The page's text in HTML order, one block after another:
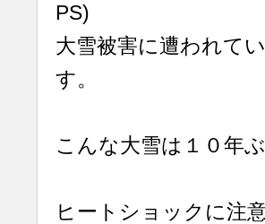
PS)
大雪被害に遭われて
す。
こんな大雪は１０年
ヒートショックに注